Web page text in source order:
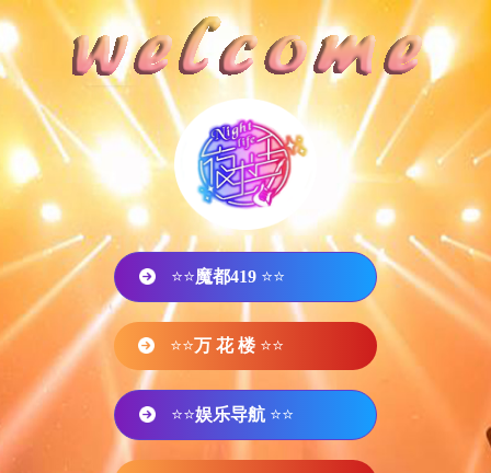
⭐⭐魔都419 ⭐⭐
⭐⭐万 花 楼 ⭐⭐
⭐⭐娱乐导航 ⭐⭐